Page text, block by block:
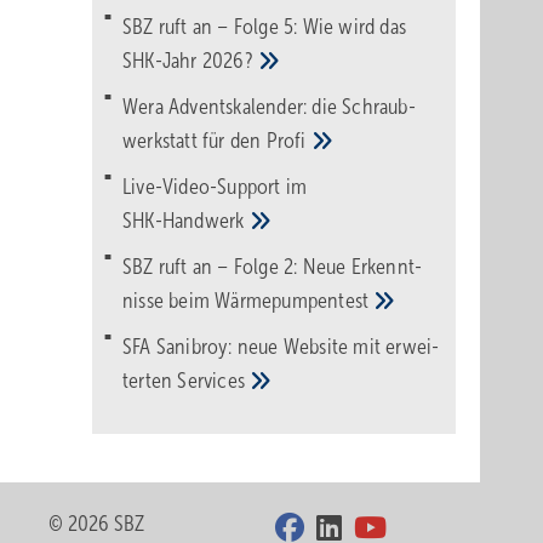
SBZ ruft an – Folge 5: Wie wird das
SHK-Jahr 2026?
Wera Adventskalender: die Schraub­
werk­statt für den Pro­fi
Live-Video-Support im
SHK-Handwerk
SBZ ruft an – Folge 2: Neue Erkennt­
nisse beimWärme­pumpen­test
SFA Sanibroy: neue Web­site mit erwei­
tertenServices
© 2026 SBZ